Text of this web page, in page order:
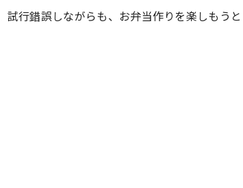
行錯誤しながらも、お弁当作りを楽しもうと